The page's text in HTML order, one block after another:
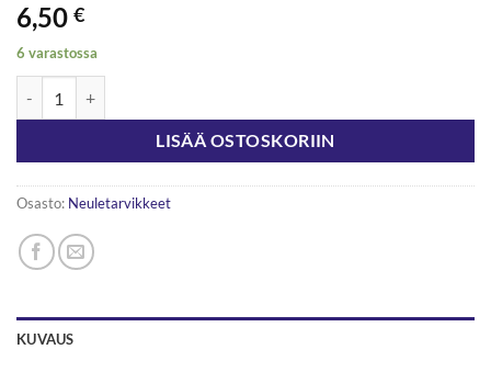
6,50 €
6 varastossa
LISÄÄ OSTOSKORIIN
Osasto: Neuletarvikkeet
KUVAUS